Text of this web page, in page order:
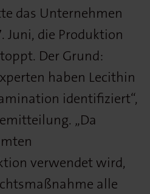
das Unternehmen
Juni, die Produktion
Der Grund:
haben Lecithin
identifiziert“,
„Da
verwendet wird,
alle